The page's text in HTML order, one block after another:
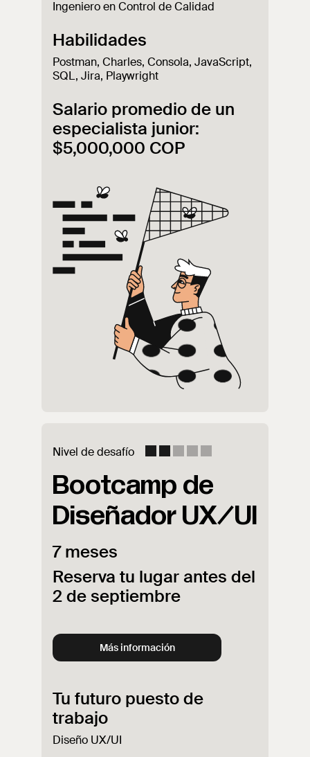
Ingeniero en Control de Calidad
Habilidades
Postman, Charles, Consola, JavaScript,
SQL, Jira, Playwright
Salario promedio de un
especialista junior:
$5,000,000 COP
Nivel de desafío
Bootcamp de
Diseñador UX/UI
7 meses
Reserva tu lugar antes del
2 de septiembre
Más información
Tu futuro puesto de
trabajo
Diseño UX/UI